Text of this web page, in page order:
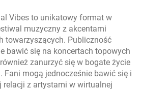
Vibes to unikatowy format w
muzyczny z akcentami
towarzyszących. Publiczność
bawić się na koncertach topowych
zanurzyć się w bogate życie
Fani mogą jednocześnie bawić się i
relacji z artystami w wirtualnej